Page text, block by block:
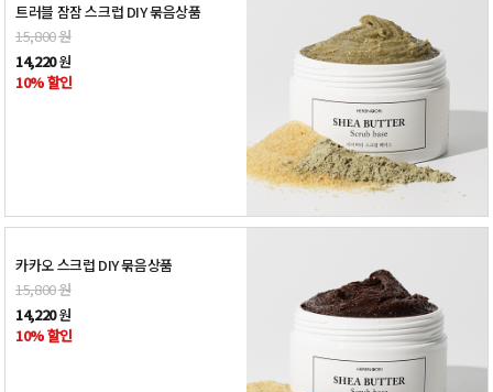
트러블 잠잠 스크럽 DIY 묶음상품
15,800원
14,220원
10% 할인
카카오 스크럽 DIY 묶음상품
15,800원
14,220원
10% 할인